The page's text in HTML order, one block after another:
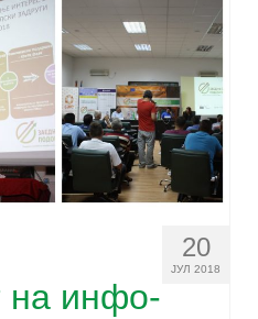
20
ЈУЛ 2018
на инфо-